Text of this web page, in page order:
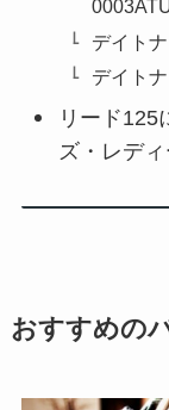
デイト
デイト
リード125
ズ・レディ
おすすめの